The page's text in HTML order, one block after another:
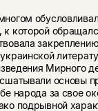
к которой
Мирного
основы
народа за свое
подрывной